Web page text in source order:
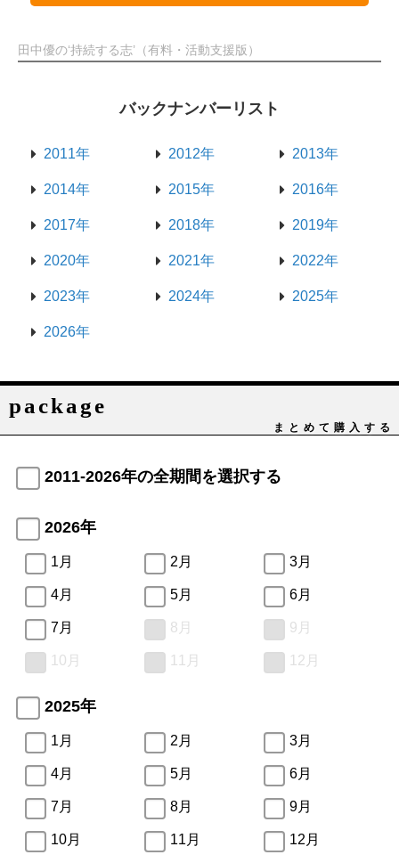
田中優の‘持続する志’（有料・活動支援版）
バックナンバーリスト
2011年 2012年 2013年
2014年 2015年 2016年
2017年 2018年 2019年
2020年 2021年 2022年
2023年 2024年 2025年
2026年
package
まとめて購入する
2011-2026年の全期間を選択する
2026年
1月 2月 3月
4月 5月 6月
7月 8月 9月
10月 11月 12月
2025年
1月 2月 3月
4月 5月 6月
7月 8月 9月
10月 11月 12月